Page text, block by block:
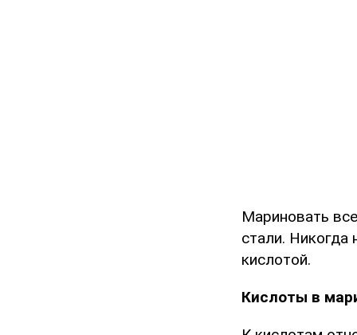
Мариновать
стали. Никогда
кислотой.
Кислоты в